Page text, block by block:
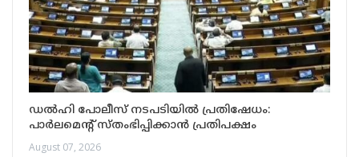
ഡൽഹി പോലീസ് നടപടിയിൽ പ്രതിഷേധം:
പാർലമെന്റ് സ്തംഭിപ്പിക്കാൻ പ്രതിപക്ഷം
August 07, 2026